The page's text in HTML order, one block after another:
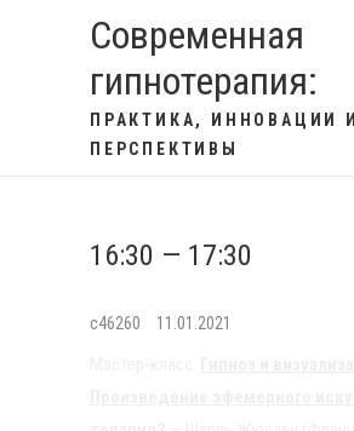
o
Современная
гипнотерапия:
ПРАКТИКА, ИННОВАЦИИ И
ПЕРСПЕКТИВЫ
16:30 — 17:30
c46260 11.01.2021